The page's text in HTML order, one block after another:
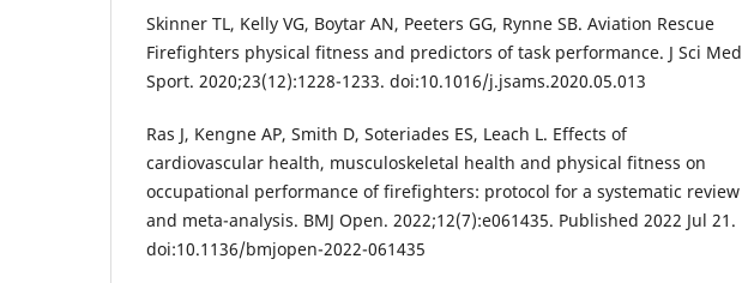
Skinner TL, Kelly VG, Boytar AN, Peeters GG, Rynne SB. Aviation Rescue
Firefighters physical fitness and predictors of task performance. J Sci Med
Sport. 2020;23(12):1228-1233. doi:10.1016/j.jsams.2020.05.013
Ras J, Kengne AP, Smith D, Soteriades ES, Leach L. Effects of
cardiovascular health, musculoskeletal health and physical fitness on
occupational performance of firefighters: protocol for a systematic review
and meta-analysis. BMJ Open. 2022;12(7):e061435. Published 2022 Jul 21.
doi:10.1136/bmjopen-2022-061435